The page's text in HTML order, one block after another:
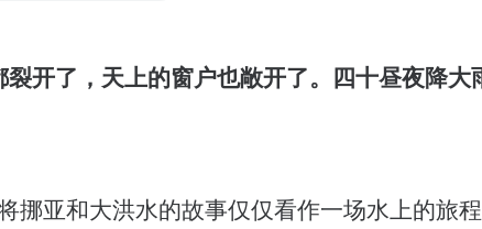
开了，天上的窗户也敞开了。四十昼夜降大
挪亚和大洪水的故事仅仅看作一场水上的旅